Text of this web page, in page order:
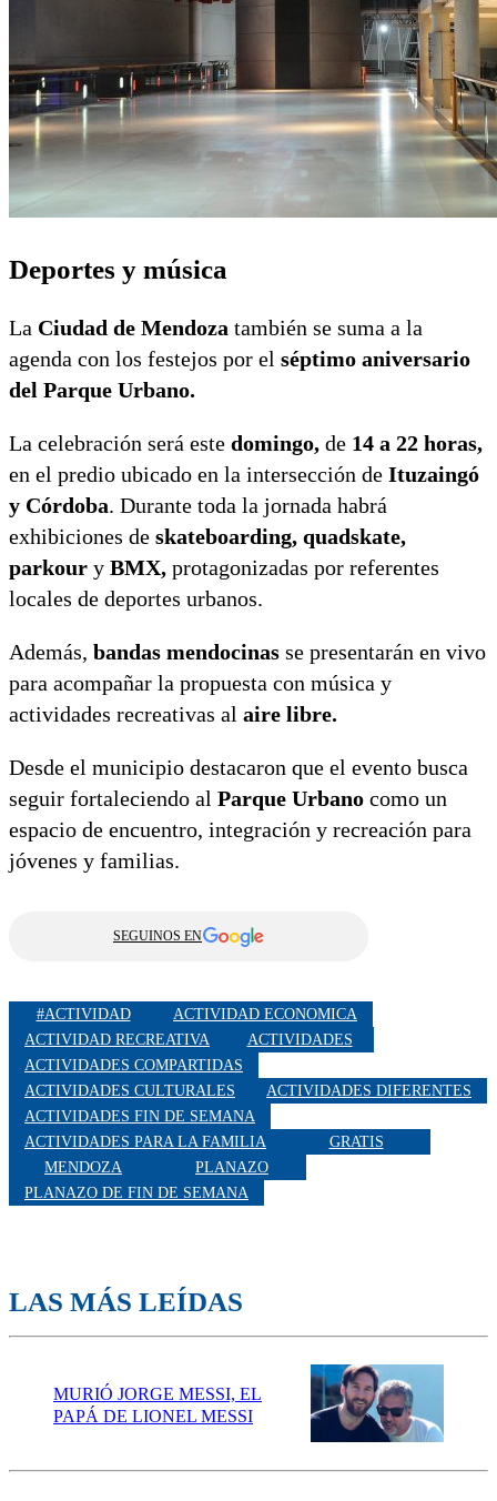
Deportes y música
La Ciudad de Mendoza también se suma a la
agenda con los festejos por el séptimo aniversario
del Parque Urbano.
La celebración será este domingo, de 14 a 22 horas,
en el predio ubicado en la intersección de Ituzaingó
y Córdoba. Durante toda la jornada habrá
exhibiciones de skateboarding, quadskate,
parkour y BMX, protagonizadas por referentes
locales de deportes urbanos.
Además, bandas mendocinas se presentarán en vivo
para acompañar la propuesta con música y
actividades recreativas al aire libre.
Desde el municipio destacaron que el evento busca
seguir fortaleciendo al Parque Urbano como un
espacio de encuentro, integración y recreación para
jóvenes y familias.
SEGUINOS EN
#ACTIVIDAD
ACTIVIDAD ECONOMICA
ACTIVIDAD RECREATIVA
ACTIVIDADES
ACTIVIDADES COMPARTIDAS
ACTIVIDADES CULTURALES
ACTIVIDADES DIFERENTES
ACTIVIDADES FIN DE SEMANA
ACTIVIDADES PARA LA FAMILIA
GRATIS
MENDOZA
PLANAZO
PLANAZO DE FIN DE SEMANA
LAS MÁS LEÍDAS
MURIÓ JORGE MESSI, EL
PAPÁ DE LIONEL MESSI